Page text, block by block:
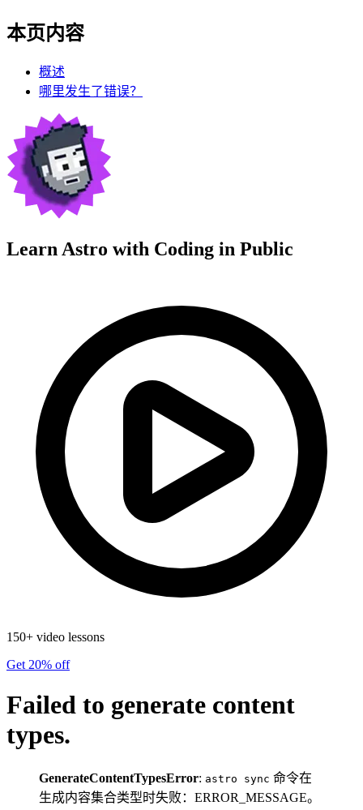
本页内容
概述
哪里发生了错误？
Learn Astro with Coding in Public
150+ video lessons
Get 20% off
Failed to generate content
types.
GenerateContentTypesError: astro sync 命令在
生成内容集合类型时失败：ERROR_MESSAGE。